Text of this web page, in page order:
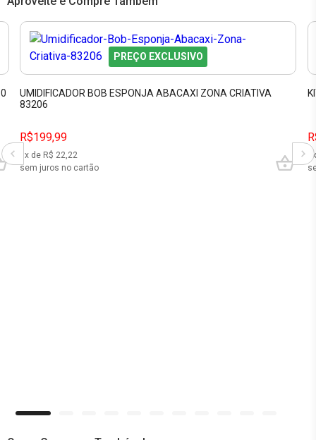
PREÇO EXCLUSIVO
UMIDIFICADOR BOB ESPONJA ABACAXI ZONA CRIATIVA
83206
R$199,99
9x de R$ 22,22
sem juros no cartão